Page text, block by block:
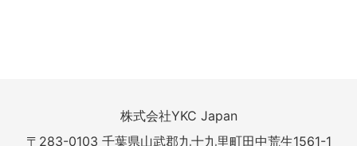
株式会社YKC Japan
〒283-0103 千葉県山武郡九十九里町田中荒生1561-1